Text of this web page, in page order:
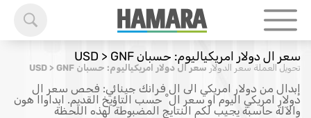
سعر ال دولار امريكياليوم: حسبان USD > GNF
تحويل العملة سعر الدولار سعر ال دولار امريكياليوم: حسبان USD > GNF
إبدال من دولار امريكي الى ال فرانك جينائي: فحص سعر ال
دولار امريكي اليوم او سعر ال ْ حسب التاؤيخ القديم. ابداواا هون
والآلة حاسبة يجيب لكم النتايج المضبوطة لهذه اللحظة